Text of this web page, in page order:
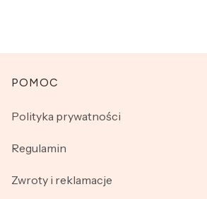
Linki w stopce
POMOC
Polityka prywatności
Regulamin
Zwroty i reklamacje